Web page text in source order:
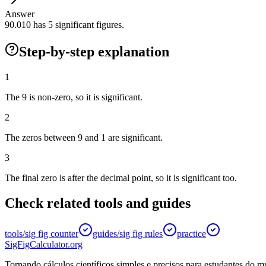
Answer
90.010 has 5 significant figures.
Step-by-step explanation
1
The 9 is non-zero, so it is significant.
2
The zeros between 9 and 1 are significant.
3
The final zero is after the decimal point, so it is significant too.
Check related tools and guides
tools/sig fig counter guides/sig fig rules
practice
SigFigCalculator.org